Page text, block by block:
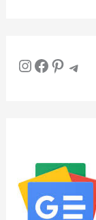
InstagramFacebook Pinterest Telegram